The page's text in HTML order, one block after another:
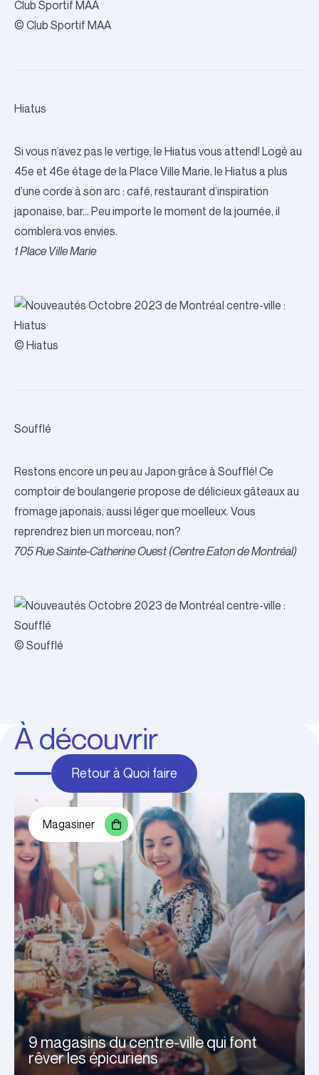
© Club Sportif MAA
Hiatus
Si vous n’avez pas le vertige, le Hiatus vous attend! Logé au
45e et 46e étage de la Place Ville Marie, le Hiatus a plus
d’une corde à son arc : café, restaurant d’inspiration
japonaise, bar… Peu importe le moment de la journée, il
comblera vos envies.
1 Place Ville Marie
© Hiatus
Soufflé
Restons encore un peu au Japon grâce à Soufflé! Ce
comptoir de boulangerie propose de délicieux gâteaux au
fromage japonais, aussi léger que moelleux. Vous
reprendrez bien un morceau, non?
705 Rue Sainte-Catherine Ouest (Centre Eaton de Montréal)
© Soufflé
À découvrir
Retour à Quoi faire
Magasiner
9 magasins du centre-ville qui font
rêver les épicuriens